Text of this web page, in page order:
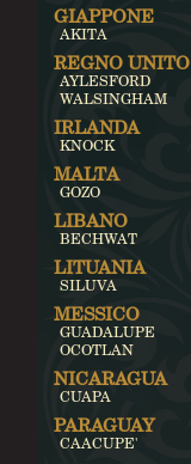
GIAPPONE
AKITA
REGNO UNITO
AYLESFORD
WALSINGHAM
IRLANDA
KNOCK
MALTA
GOZO
LIBANO
BECHWAT
LITUANIA
SILUVA
MESSICO
GUADALUPE
OCOTLAN
NICARAGUA
CUAPA
PARAGUAY
CAACUPE'